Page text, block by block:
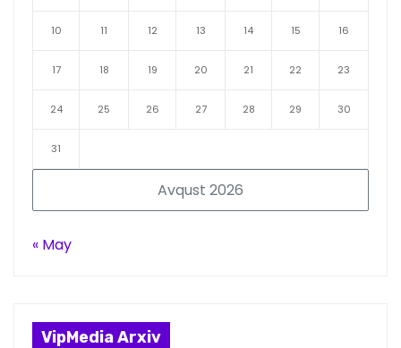
Avqust 2026
10 11 12 13 14 15 16
17 18 19 20 21 22 23
24 25 26 27 28 29 30
31
« May
VipMedia Arxiv